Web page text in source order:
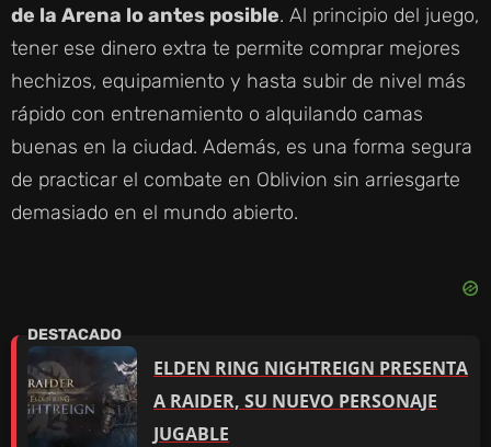
de la Arena lo antes posible. Al principio del juego,
tener ese dinero extra te permite comprar mejores
hechizos, equipamiento y hasta subir de nivel más
rápido con entrenamiento o alquilando camas
buenas en la ciudad. Además, es una forma segura
de practicar el combate en Oblivion sin arriesgarte
demasiado en el mundo abierto.
ELDEN RING NIGHTREIGN PRESENTA
A RAIDER, SU NUEVO PERSONAJE
JUGABLE